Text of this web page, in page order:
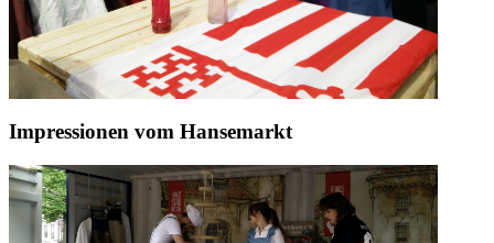
Impressionen vom Hansemarkt